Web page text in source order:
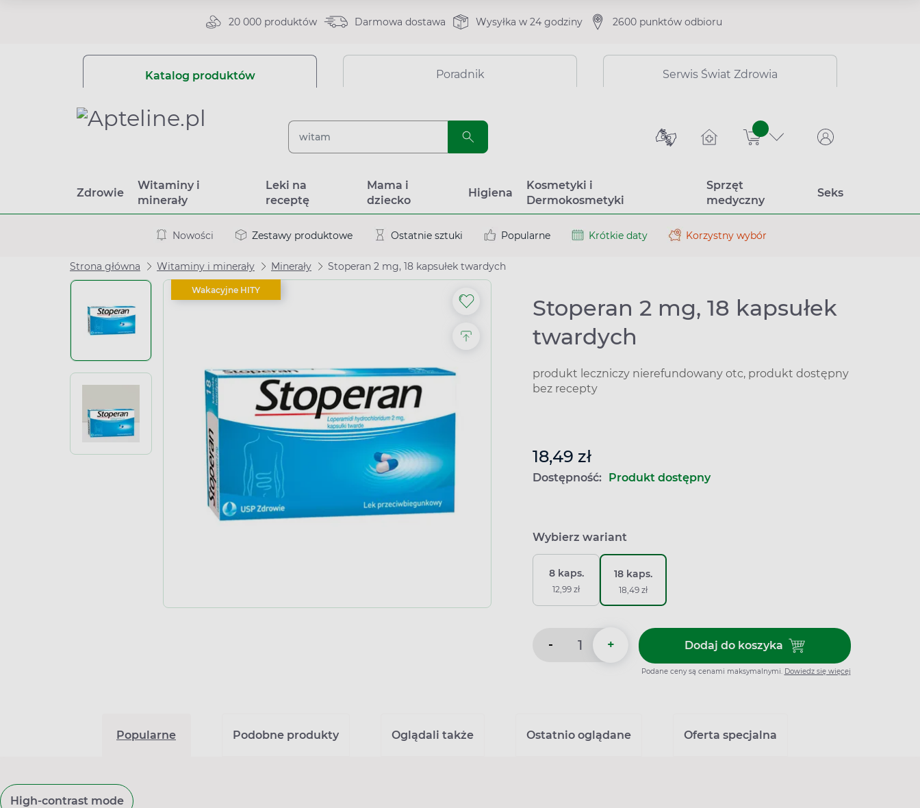
20 000 produktów Darmowa dostawa Wysyłka w 24 godziny 2600 punktów odbioru
Katalog produktów Poradnik Serwis Świat Zdrowia
sztuk
Zdrowie
Witaminy i
minerały
Leki na
receptę
Mama i
dziecko
Higiena
Kosmetyki i
Dermokosmetyki
Sprzęt
medyczny
Seks
Nowości Zestawy produktowe Ostatnie sztuki Popularne Krótkie daty Korzystny wybór
Strona główna Witaminy i minerały Minerały Stoperan 2 mg, 18 kapsułek twardych
Stoperan 2 mg, 18 kapsułek
twardych
produkt leczniczy nierefundowany otc, produkt dostępny
bez recepty
Wakacyjne HITY
18,49 zł
Dostępność: Produkt dostępny
Wybierz wariant
8 kaps.
12,99 zł
18 kaps.
18,49 zł
- + Dodaj do koszykaDodaj do koszyka Stoperan 2
Podane ceny są cenami maksymalnymi. Dowiedz się więcej
Popularne Podobne produkty Oglądali także Ostatnio oglądane Oferta specjalna
High-contrast mode